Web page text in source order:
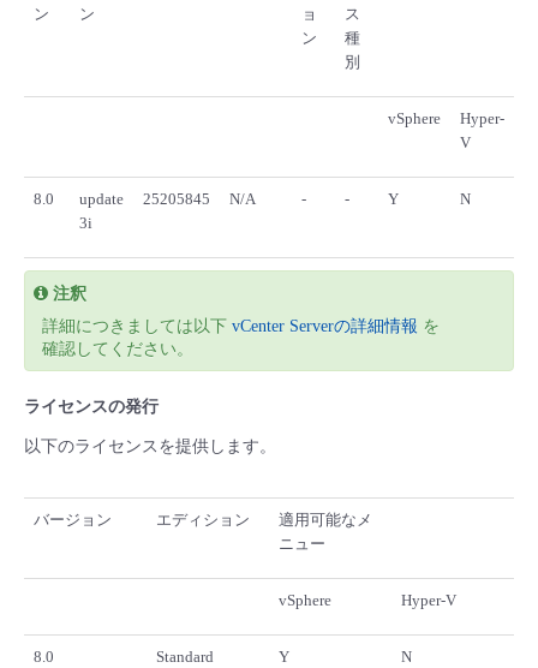
ン
ン
ョ
ン
ス
種
別
vSphere
Hyper-
V
8.0
update
3i
25205845 N/A - - Y N
注釈
詳細につきましては以下 vCenter Serverの詳細情報 を
確認してください。
ライセンスの発行
以下のライセンスを提供します。
バージョン エディション
適用可能なメ
ニュー
vSphere Hyper-V
8.0
Standard
Y N